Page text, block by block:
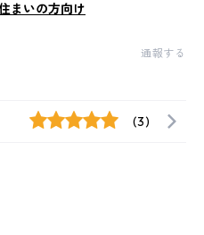
まいの方向け
通報する
(3)